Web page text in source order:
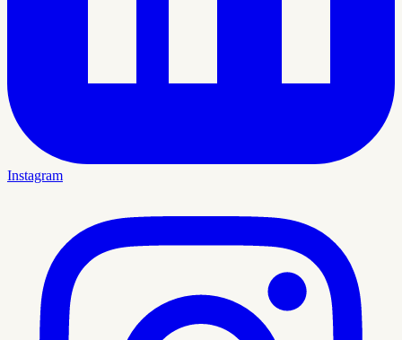
Instagram